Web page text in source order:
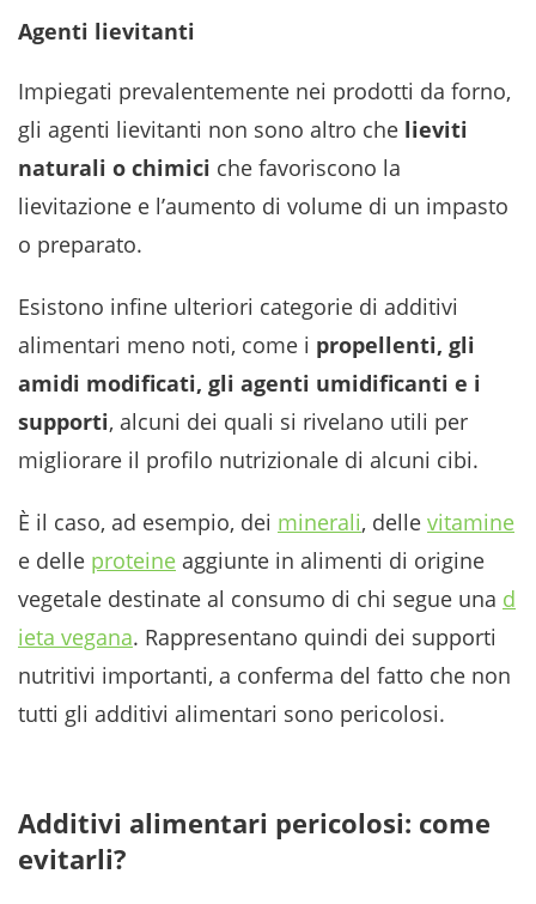
Agenti lievitanti
Impiegati prevalentemente nei prodotti da forno,
gli agenti lievitanti non sono altro che lieviti
naturali o chimici che favoriscono la
lievitazione e l’aumento di volume di un impasto
o preparato.
Esistono infine ulteriori categorie di additivi
alimentari meno noti, come i propellenti, gli
amidi modificati, gli agenti umidificanti e i
supporti, alcuni dei quali si rivelano utili per
migliorare il profilo nutrizionale di alcuni cibi.
È il caso, ad esempio, dei minerali, delle vitamine
e delle proteine aggiunte in alimenti di origine
vegetale destinate al consumo di chi segue una d
ieta vegana. Rappresentano quindi dei supporti
nutritivi importanti, a conferma del fatto che non
tutti gli additivi alimentari sono pericolosi.
Additivi alimentari pericolosi: come
evitarli?